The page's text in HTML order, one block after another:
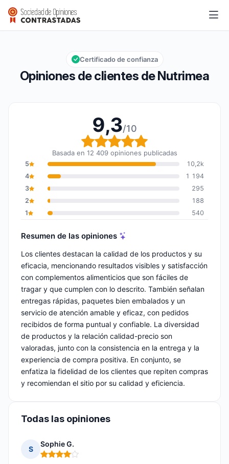
Nutrimea
Calificación global: 9,3 de 10
9,3/10
Opiniones de clientes de Nutrimea
Certificado de confianza
9,3/10
Calificación global: 9,3
Basada en 12 409 opiniones publicadas
5
10,2k
4
1 194
3
295
2
188
1
540
Resumen de las opiniones
Los clientes destacan la calidad de los productos y su
eficacia, mencionando resultados visibles y satisfacción
con complementos alimenticios que son fáciles de
tragar y que cumplen con lo descrito. También señalan
entregas rápidas, paquetes bien embalados y un
servicio de atención amable y eficaz, con pedidos
recibidos de forma puntual y confiable. La diversidad
de productos y la relación calidad-precio son
valoradas, junto con la consistencia en la entrega y la
experiencia de compra positiva. En conjunto, se
enfatiza la fidelidad de los clientes que repiten compras
y recomiendan el sitio por su calidad y eficiencia.
Todas las opiniones
S
Sophie G.
Nota: 4 de 5